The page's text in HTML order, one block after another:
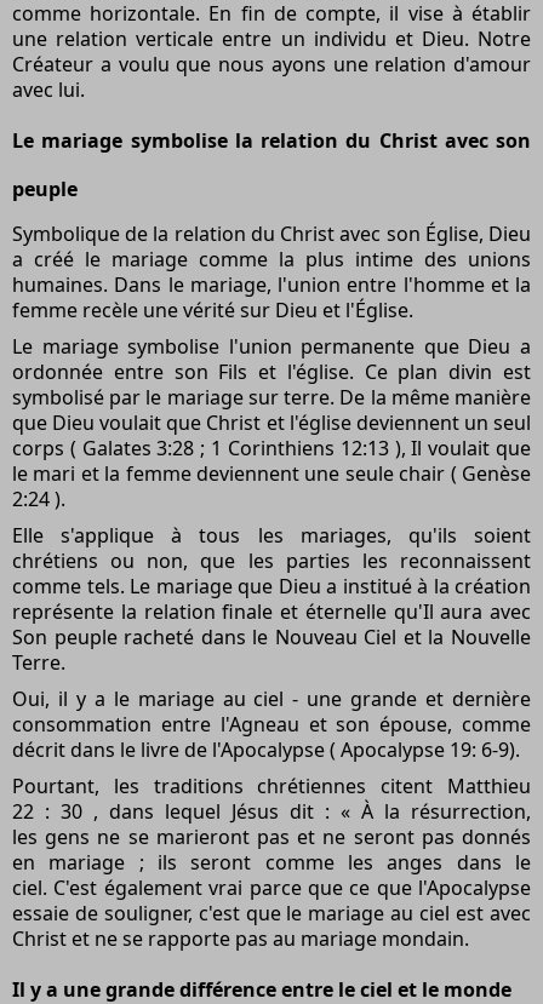
comme horizontale. En fin de compte, il vise à établir
une relation verticale entre un individu et Dieu. Notre
Créateur a voulu que nous ayons une relation d'amour
avec lui.
Le mariage symbolise la relation du Christ avec son
peuple
Symbolique de la relation du Christ avec son Église, Dieu
a créé le mariage comme la plus intime des unions
humaines. Dans le mariage, l'union entre l'homme et la
femme recèle une vérité sur Dieu et l'Église.
Le mariage symbolise l'union permanente que Dieu a
ordonnée entre son Fils et l'église. Ce plan divin est
symbolisé par le mariage sur terre. De la même manière
que Dieu voulait que Christ et l'église deviennent un seul
corps ( Galates 3:28 ; 1 Corinthiens 12:13), Il voulait que
le mari et la femme deviennent une seule chair ( Genèse
2:24).
Elle s'applique à tous les mariages, qu'ils soient
chrétiens ou non, que les parties les reconnaissent
comme tels. Le mariage que Dieu a institué à la création
représente la relation finale et éternelle qu'Il aura avec
Son peuple racheté dans le Nouveau Ciel et la Nouvelle
Terre.
Oui, il y a le mariage au ciel - une grande et dernière
consommation entre l'Agneau et son épouse, comme
décrit dans le livre de l'Apocalypse ( Apocalypse 19: 6-9).
Pourtant, les traditions chrétiennes citent Matthieu
22 : 30 , dans lequel Jésus dit : « À la résurrection,
les gens ne se marieront pas et ne seront pas donnés
en mariage ; ils seront comme les anges dans le
ciel. C'est également vrai parce que ce que l'Apocalypse
essaie de souligner, c'est que le mariage au ciel est avec
Christ et ne se rapporte pas au mariage mondain.
Il y a une grande différence entre le ciel et le monde